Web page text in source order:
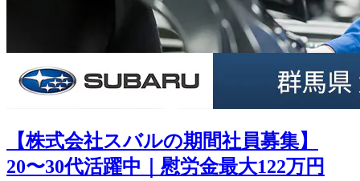
【株式会社スバルの期間社員募集】
20〜30代活躍中｜慰労金最大122万円